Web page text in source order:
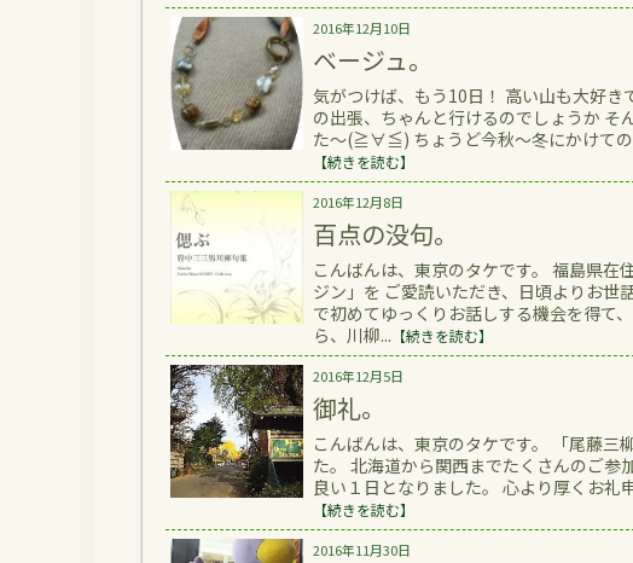
2016年12月10日
ベージュ。
気がつけば、もう10日！ 高い山も大好き
の出張、ちゃんと行けるのでしょうか そ
た～(≧∀≦) ちょうど今秋～冬にかけての
【続きを読む】
2016年12月8日
百点の没句。
こんばんは、東京のタケです。 福島県
ジン」を ご愛読いただき、日頃よりお世
で初めてゆっくりお話しする機会を得て
ら、川柳... 【続きを読む】
2016年12月5日
御礼。
こんばんは、東京のタケです。 「尾藤
た。 北海道から関西までたくさんのご参
良い１日となりました。 心より厚くお礼
【続きを読む】
2016年11月30日